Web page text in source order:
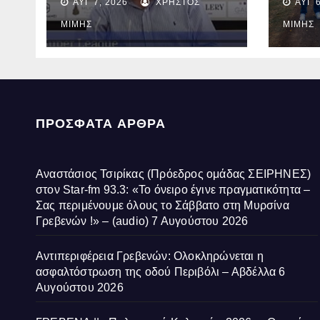
fm 93.3: «Το όνειρο
έγινε πραγματικότητα –
Σας περιμένουμε
Μυρσίνα Γρεβενών !» –
ΑΥΓ 7, 2026 ΧΡΉΣΤΟΣ
ΜΊΜΗΣ
ΑΥΓ
ΜΊΜΗΣ
ΠΡΌΣΦΑΤΑ ΆΡΘΡΑ
Αναστάσιος Τσιρίκας (Πρόεδρος ομάδας ΣΕΙΡΗΝΕΣ)
στον Star-fm 93.3: «Το όνειρο έγινε πραγματικότητα –
Σας περιμένουμε όλους το Σάββατο στη Μυρσίνα
Γρεβενών !» – (audio) 7 Αυγούστου 2026
Αντιπεριφέρεια Γρεβενών: Ολοκληρώνεται η
ασφαλτόστρωση της οδού Περιβόλι – Αβδέλλα 6
Αυγούστου 2026